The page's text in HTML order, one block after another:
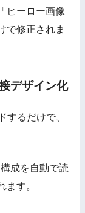
ヒーロー画像
で修正されま
デザイン化
するだけで、
成を自動で読
ます。